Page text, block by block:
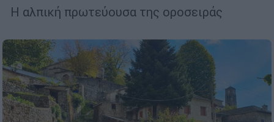
Η αλπική πρωτεύουσα της οροσειράς